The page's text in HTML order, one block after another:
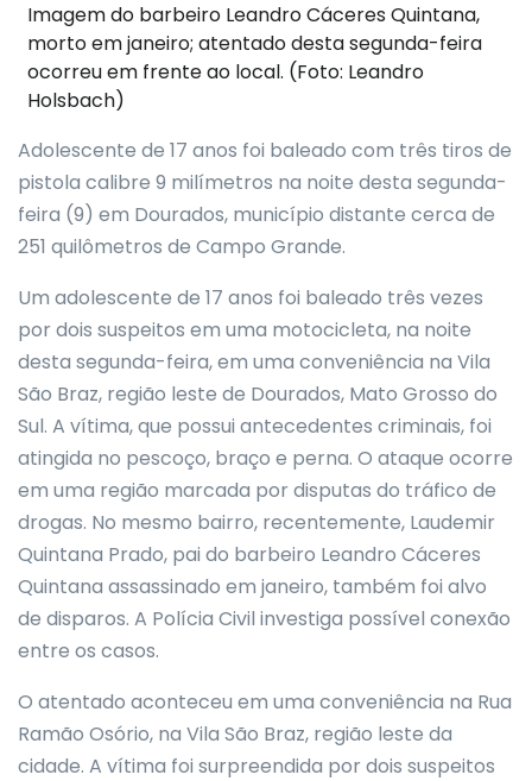
Imagem do barbeiro Leandro Cáceres Quintana,
morto em janeiro; atentado desta segunda-feira
ocorreu em frente ao local. (Foto: Leandro
Holsbach)
Adolescente de 17 anos foi baleado com três tiros de
pistola calibre 9 milímetros na noite desta segunda-
feira (9) em Dourados, município distante cerca de
251 quilômetros de Campo Grande.
Um adolescente de 17 anos foi baleado três vezes
por dois suspeitos em uma motocicleta, na noite
desta segunda-feira, em uma conveniência na Vila
São Braz, região leste de Dourados, Mato Grosso do
Sul. A vítima, que possui antecedentes criminais, foi
atingida no pescoço, braço e perna. O ataque ocorre
em uma região marcada por disputas do tráfico de
drogas. No mesmo bairro, recentemente, Laudemir
Quintana Prado, pai do barbeiro Leandro Cáceres
Quintana assassinado em janeiro, também foi alvo
de disparos. A Polícia Civil investiga possível conexão
entre os casos.
O atentado aconteceu em uma conveniência na Rua
Ramão Osório, na Vila São Braz, região leste da
cidade. A vítima foi surpreendida por dois suspeitos